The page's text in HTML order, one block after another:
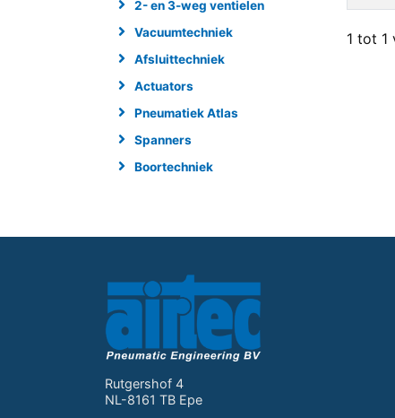
2- en 3-weg ventielen
Vacuumtechniek
Afsluittechniek
Actuators
Pneumatiek Atlas
Spanners
Boortechniek
1 tot 1
Rutgershof 4
NL-8161 TB Epe